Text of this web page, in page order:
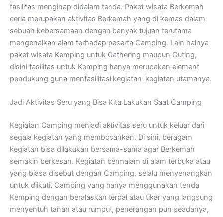
fasilitas menginap didalam tenda. Paket wisata Berkemah
ceria merupakan aktivitas Berkemah yang di kemas dalam
sebuah kebersamaan dengan banyak tujuan terutama
mengenalkan alam terhadap peserta Camping. Lain halnya
paket wisata Kemping untuk Gathering maupun Outing,
disini fasilitas untuk Kemping hanya merupakan element
pendukung guna menfasilitasi kegiatan-kegiatan utamanya.
Jadi Aktivitas Seru yang Bisa Kita Lakukan Saat Camping
Kegiatan Camping menjadi aktivitas seru untuk keluar dari
segala kegiatan yang membosankan. Di sini, beragam
kegiatan bisa dilakukan bersama-sama agar Berkemah
semakin berkesan. Kegiatan bermalam di alam terbuka atau
yang biasa disebut dengan Camping, selalu menyenangkan
untuk diikuti. Camping yang hanya menggunakan tenda
Kemping dengan beralaskan terpal atau tikar yang langsung
menyentuh tanah atau rumput, penerangan pun seadanya,